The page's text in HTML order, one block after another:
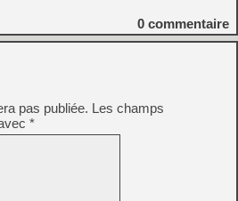
0 commentaire
pas publiée. Les champs
*